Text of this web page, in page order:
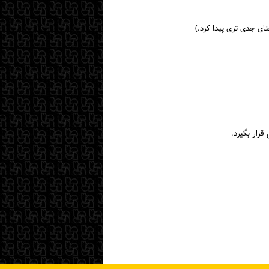
جدی تری پیدا کرد.)
بگیرد.